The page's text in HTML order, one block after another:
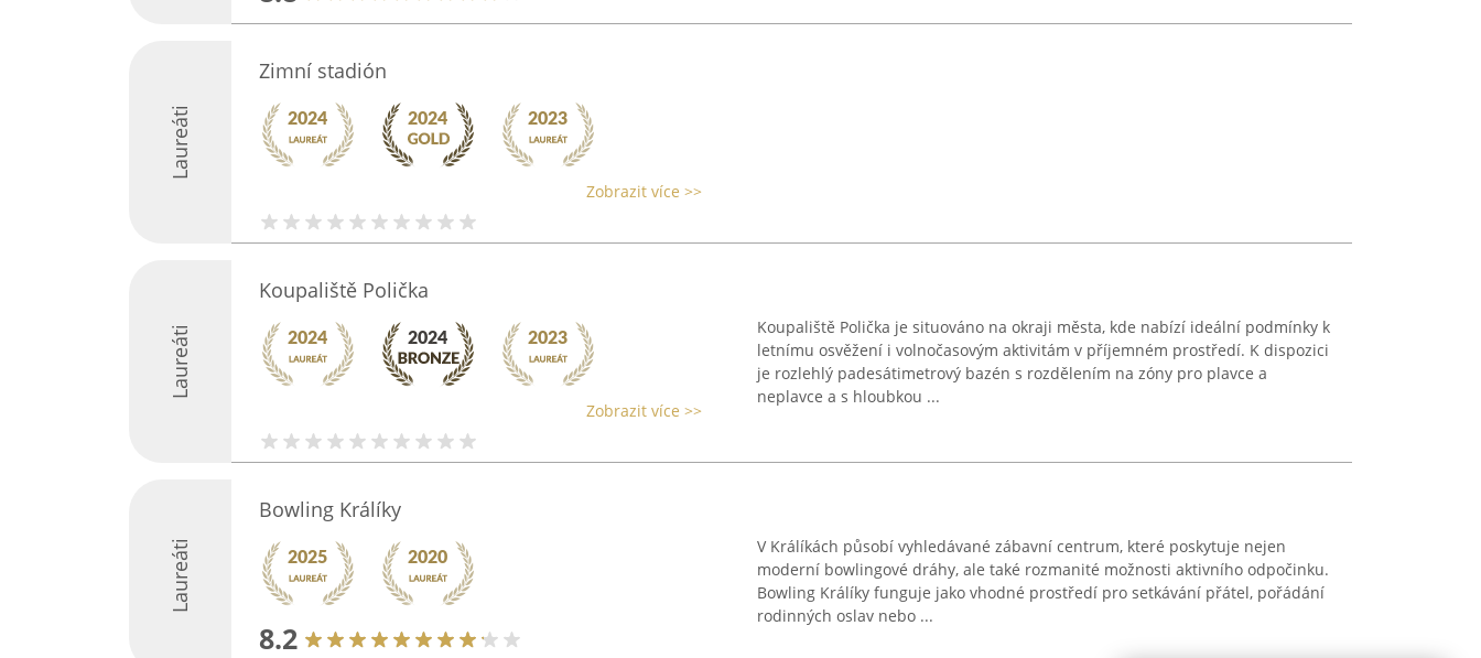
Laureáti
Zimní stadión
Zobrazit více >>
Laureáti
Koupaliště Polička
Zobrazit více >>
Koupaliště Polička je situováno na okraji města, kde nabízí ideální podmínky k
letnímu osvěžení i volnočasovým aktivitám v příjemném prostředí. K dispozici
je rozlehlý padesátimetrový bazén s rozdělením na zóny pro plavce a
neplavce a s hloubkou ...
Laureáti
Bowling Králíky
8.2
V Králíkách působí vyhledávané zábavní centrum, které poskytuje nejen
moderní bowlingové dráhy, ale také rozmanité možnosti aktivního odpočinku.
Bowling Králíky funguje jako vhodné prostředí pro setkávání přátel, pořádání
rodinných oslav nebo ...